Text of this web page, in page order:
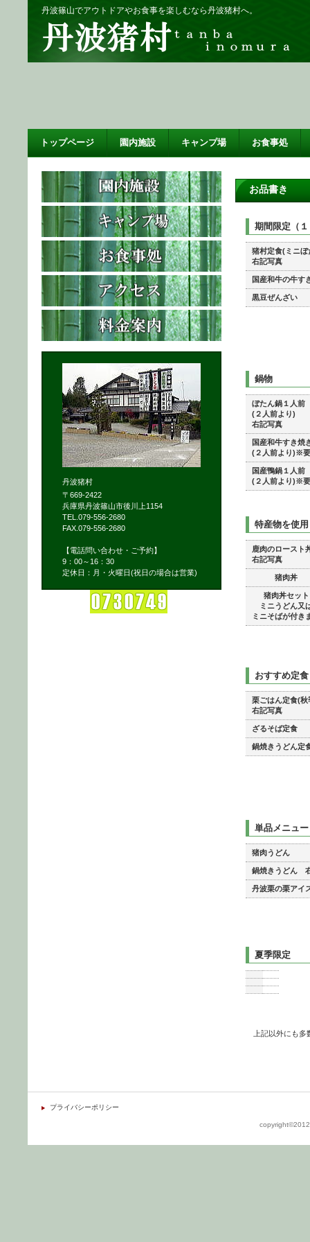
丹波篠山でアウトドアやお食事を楽しむなら丹波猪村へ。
お品書き
期間限定（
猪村定食(ミニぼ
右記写真
国産和牛の牛す
黒豆ぜんざい
鍋物
ぼたん鍋１人前
(２人前より)
右記写真
国産和牛すき焼
(２人前より)※
国産鴨鍋１人前
(２人前より)※
特産物を使
鹿肉のロースト
右記写真
猪肉丼
猪肉丼セット
ミニうどん又
ミニそばが付き
おすすめ定食
栗ごはん定食(秋
右記写真
ざるそば定食
鍋焼きうどん定
単品メニュー
猪肉うどん
鍋焼きうどん
丹波栗の栗アイ
夏季限定
上記以外にも
トップページ 園内施設 キャンプ場 お食事処
丹波猪村
〒669-2422
兵庫県丹波篠山市後川上1154
TEL.079-556-2680
FAX.079-556-2680
【電話問い合わせ・ご予約】
9：00～16：30
定休日：月・火曜日(祝日の場合は営業)
プライバシーポリシー